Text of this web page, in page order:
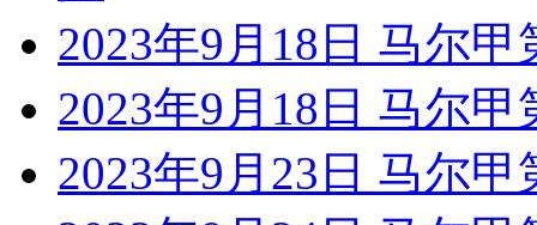
2023年9月18日 马尔
2023年9月18日 马尔
2023年9月23日 马尔